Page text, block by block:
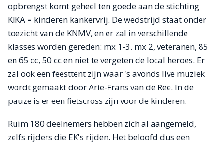
opbrengst komt geheel ten goede aan de stichting
KIKA = kinderen kankervrij. De wedstrijd staat onder
toezicht van de KNMV, en er zal in verschillende
klasses worden gereden: mx 1-3. mx 2, veteranen, 85
en 65 cc, 50 cc en niet te vergeten de local heroes. Er
zal ook een feesttent zijn waar 's avonds live muziek
wordt gemaakt door Arie-Frans van de Ree. In de
pauze is er een fietscross zijn voor de kinderen.
Ruim 180 deelnemers hebben zich al aangemeld,
zelfs rijders die EK's rijden. Het beloofd dus een